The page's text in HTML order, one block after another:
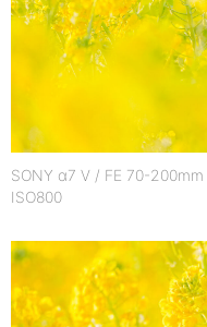
SONY α7 V / FE 70-
ISO800